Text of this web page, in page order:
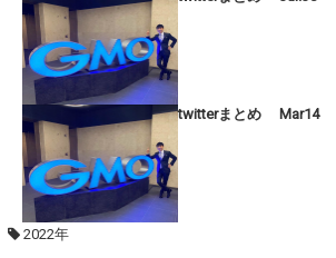
twitterまとめ Mar14
2022年